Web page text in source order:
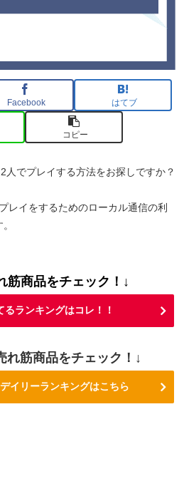
Facebook はてブ
コピー
人でプレイする方法をお探しですか？
レイをするためのローカル通信の利
筋商品をチェック！↓
るランキングはコレ！！
れ筋商品をチェック！↓
イリーランキングはこちら